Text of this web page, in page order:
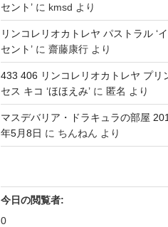
セント’に kmsd より
リンコレリオカトレヤ パストラル ‘
セント’に 齋藤康行より
433 406 リンコレリオカトレヤ プリ
セス キコ ‘ほほえみ’に 匿名 より
マスデバリア・ドラキュラの部屋
年5月8日 に ちんねん より
今日の閲覧者:
0